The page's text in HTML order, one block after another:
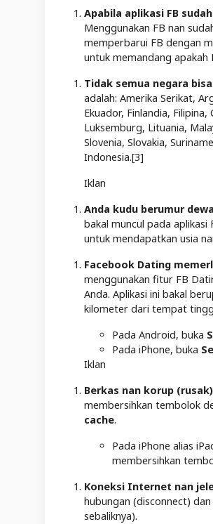
Apabila aplikasi FB
Menggunakan FB nan
memperbarui FB dengan
untuk memandang apakah
Tidak semua negara
adalah: Amerika Serikat,
Ekuador, Finlandia,
Luksemburg, Lituania,
Slovenia, Slovakia,
Indonesia.[3]
Iklan
Anda kudu berumur
bakal muncul pada
untuk mendapatkan usia
Facebook Dating
menggunakan fitur FB
Anda. Aplikasi ini bakal
kilometer dari tempat
Pada Android, buka
Pada iPhone, buka
Iklan
Berkas nan korup
membersihkan tembolok
cache.
Pada iPhone alias
membersihkan
Koneksi Internet nan
hubungan (disconnect)
sebaliknya).